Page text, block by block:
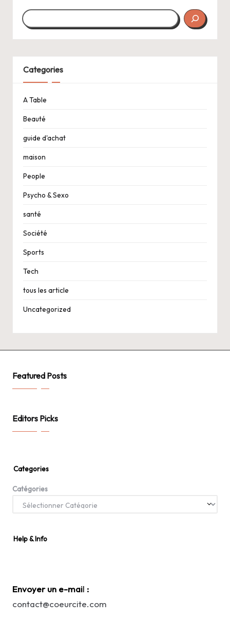
Categories
A Table
Beauté
guide d'achat
maison
People
Psycho & Sexo
santé
Société
Sports
Tech
tous les article
Uncategorized
Featured Posts
Editors Picks
Categories
Catégories
Help & Info
Envoyer un e-mail :
contact@coeurcite.com